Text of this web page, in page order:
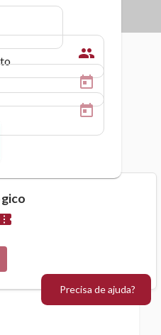
people
Precisa de ajuda?